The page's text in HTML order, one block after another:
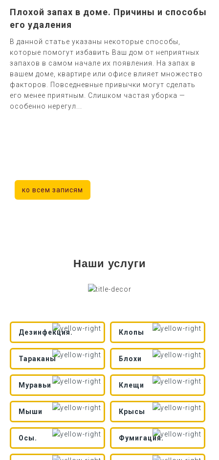
Плохой запах в доме. Причины и способы
его удаления
В данной статье указаны некоторые способы,
которые помогут избавить Ваш дом от неприятных
запахов в самом начале их появления. На запах в
вашем доме, квартире или офисе влияет множество
факторов. Повседневные привычки могут сделать
его менее приятным. Слишком частая уборка —
особенно нерегул...
ко всем записям
Наши услуги
Дезинфекция. Клопы
Тараканы Блохи
Муравьи Клещи
Мыши Крысы
Осы. Фумигация.